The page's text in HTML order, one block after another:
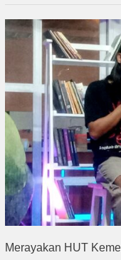
Merayakan HUT